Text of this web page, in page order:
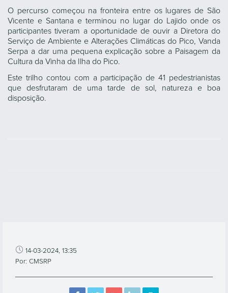
O percurso começou na fronteira entre os lugares de São
Vicente e Santana e terminou no lugar do Lajido onde os
participantes tiveram a oportunidade de ouvir a Diretora do
Serviço de Ambiente e Alterações Climáticas do Pico, Vanda
Serpa a dar uma pequena explicação sobre a Paisagem da
Cultura da Vinha da Ilha do Pico.
Este trilho contou com a participação de 41 pedestrianistas
que desfrutaram de uma tarde de sol, natureza e boa
disposição.
14-03-2024, 13:35
Por: CMSRP